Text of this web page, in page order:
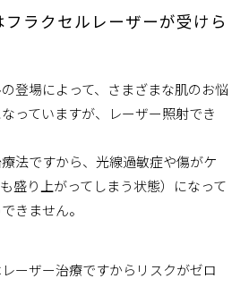
ラクセルレーザーが受けら
登場によって、さまざまな肌のお悩
っていますが、レーザー照射でき
法ですから、光線過敏症や傷がケ
盛り上がってしまう状態）になって
きません。
ーザー治療ですからリスクがゼロ